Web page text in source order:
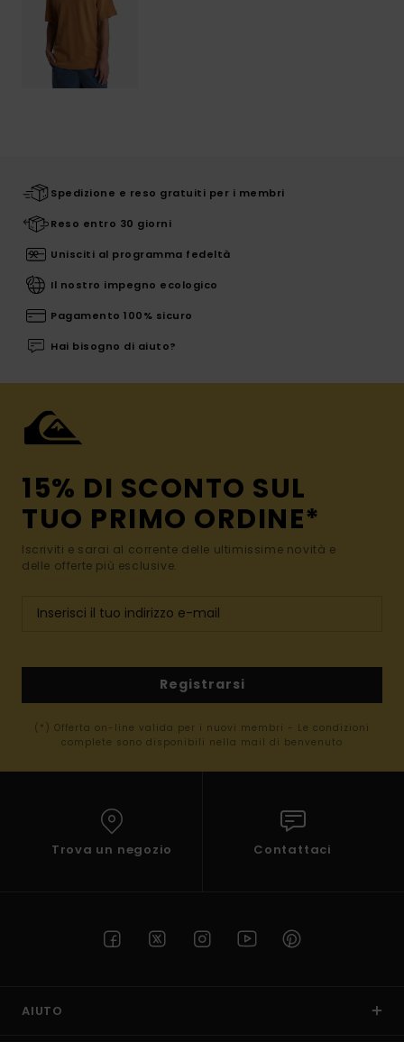
Spedizione e reso gratuiti per i membri
Reso entro 30 giorni
Unisciti al programma fedeltà
Il nostro impegno ecologico
Pagamento 100% sicuro
Hai bisogno di aiuto?
15% DI SCONTO SUL
TUO PRIMO ORDINE*
Iscriviti e sarai al corrente delle ultimissime novità e
delle offerte più esclusive.
Registrarsi
(*) Offerta on-line valida per i nuovi membri - Le condizioni
complete sono disponibili nella mail di benvenuto
Trova un negozio Contattaci
AIUTO